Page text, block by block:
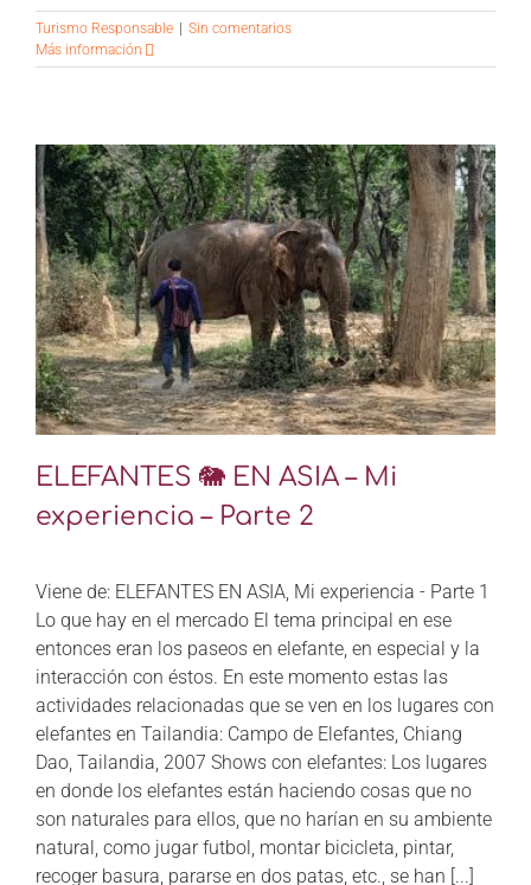
Turismo Responsable
Sin comentarios
Más información
ELEFANTES 🐘 EN ASIA – Mi
experiencia – Parte 2
Viene de: ELEFANTES EN ASIA, Mi experiencia - Parte 1
Lo que hay en el mercado El tema principal en ese
entonces eran los paseos en elefante, en especial y la
interacción con éstos. En este momento estas las
actividades relacionadas que se ven en los lugares con
elefantes en Tailandia: Campo de Elefantes, Chiang
Dao, Tailandia, 2007 Shows con elefantes: Los lugares
en donde los elefantes están haciendo cosas que no
son naturales para ellos, que no harían en su ambiente
natural, como jugar futbol, montar bicicleta, pintar,
recoger basura, pararse en dos patas, etc., se han [...]